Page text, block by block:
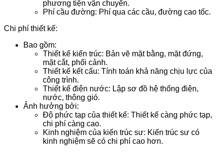
phương tiện vận chuyển.
Phí cầu đường: Phí qua các cầu, đường cao tốc.
Chi phí thiết kế:
Bao gồm:
Thiết kế kiến trúc: Bản vẽ mặt bằng, mặt đứng,
mặt cắt, phối cảnh.
Thiết kế kết cấu: Tính toán khả năng chịu lực của
công trình.
Thiết kế điện nước: Lập sơ đồ hệ thống điện,
nước, thông gió.
Ảnh hưởng bởi:
Độ phức tạp của thiết kế: Thiết kế càng phức tạp,
chi phí càng cao.
Kinh nghiệm của kiến trúc sư: Kiến trúc sư có
kinh nghiệm sẽ có chi phí cao hơn.